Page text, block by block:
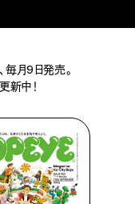
月9日発売。
新中！